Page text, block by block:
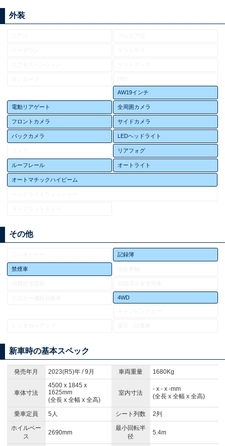
外装
AW19インチ
電動リアゲート 全周囲カメラ
フロントカメラ サイドカメラ
バックカメラ LEDヘッドライト
リアフォグ
ルーフレール オートライト
オートマチックハイビーム
その他
記録簿
禁煙車
4WD
新車時の基本スペック
発売年月 2023(R5)年 / 9月 車両重量 1680Kg
車体寸法
4500 x 1845 x
1625mm
(全長 x 全幅 x 全高)
室内寸法
- x - x -mm
(全長 x 全幅 x 全高)
乗車定員 5人 シート列数
2列
ホイルベー
ス
2690mm
最小回転半
径
5.4m